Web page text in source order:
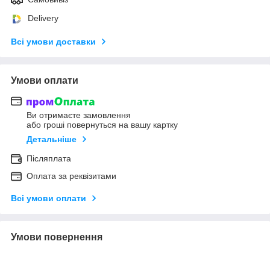
Delivery
Всі умови доставки
Умови оплати
Ви отримаєте замовлення
або гроші повернуться на вашу картку
Детальніше
Післяплата
Оплата за реквізитами
Всі умови оплати
Умови повернення